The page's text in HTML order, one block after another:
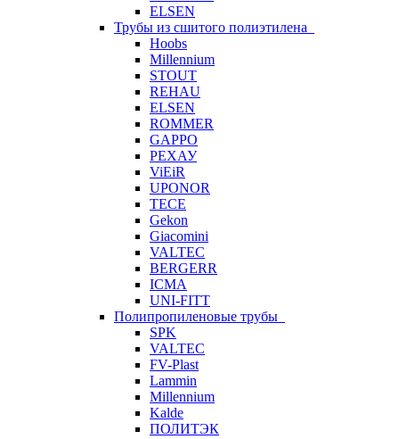
ELSEN
Трубы из сшитого полиэтилена
Hoobs
Millennium
STOUT
REHAU
ELSEN
ROMMER
GAPPO
РЕХАУ
ViEiR
UPONOR
TECE
Gekon
Giacomini
VALTEC
BERGERR
ICMA
UNI-FITT
Полипропиленовые трубы
SPK
VALTEC
FV-Plast
Lammin
Millennium
Kalde
ПОЛИТЭК